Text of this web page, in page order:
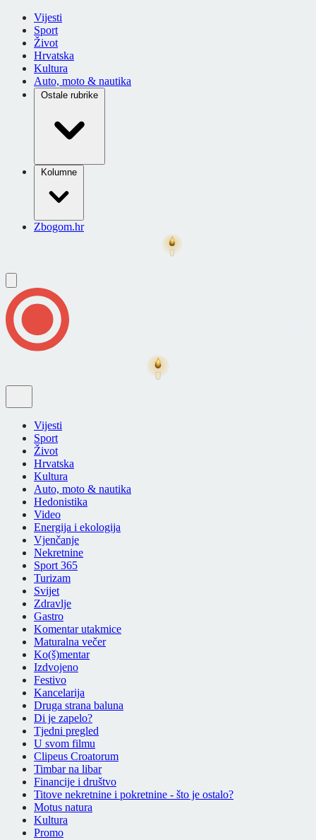
Vijesti
Sport
Život
Hrvatska
Kultura
Auto, moto & nautika
Ostale rubrike
Kolumne
Zbogom.hr
Vijesti
Sport
Život
Hrvatska
Kultura
Auto, moto & nautika
Hedonistika
Video
Energija i ekologija
Vjenčanje
Nekretnine
Sport 365
Turizam
Svijet
Zdravlje
Gastro
Komentar utakmice
Maturalna večer
Ko(š)mentar
Izdvojeno
Festivo
Kancelarija
Druga strana baluna
Di je zapelo?
Tjedni pregled
U svom filmu
Clipeus Croatorum
Timbar na libar
Financije i društvo
Titove nekretnine i pokretnine - što je ostalo?
Motus natura
Kultura
Promo